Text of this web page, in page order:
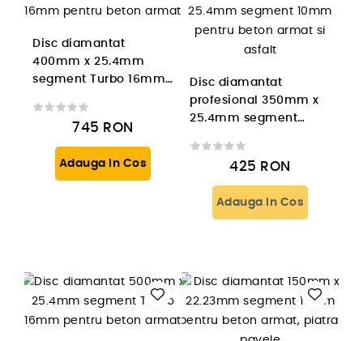
Disc diamantat
400mm x 25.4mm
segment Turbo 16mm
745 RON
Adauga In Cos
Disc diamantat
profesional 350mm x
25.4mm segment
armat si asfalt
425 RON
Adauga In Cos